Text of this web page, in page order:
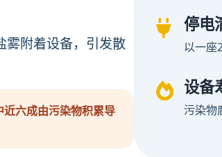
附着设备，引发散
六成由污染物积累导
停电
以一座
设备
污染物